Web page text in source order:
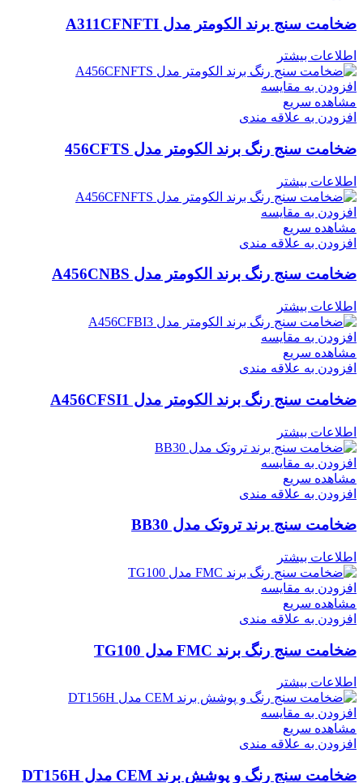
ضخامت سنج برند الکومتر مدل A311CFNFTI
اطلاعات بیشتر
افزودن به مقایسه
مشاهده سریع
افزودن به علاقه مندی
ضخامت سنج رنگ برند الکومتر مدل 456CFTS
اطلاعات بیشتر
افزودن به مقایسه
مشاهده سریع
افزودن به علاقه مندی
ضخامت سنج رنگ برند الکومتر مدل A456CNBS
اطلاعات بیشتر
افزودن به مقایسه
مشاهده سریع
افزودن به علاقه مندی
ضخامت سنج رنگ برند الکومتر مدل A456CFSI1
اطلاعات بیشتر
افزودن به مقایسه
مشاهده سریع
افزودن به علاقه مندی
ضخامت سنج برند تروتک مدل BB30
اطلاعات بیشتر
افزودن به مقایسه
مشاهده سریع
افزودن به علاقه مندی
ضخامت سنج رنگ برند FMC مدل TG100
اطلاعات بیشتر
افزودن به مقایسه
مشاهده سریع
افزودن به علاقه مندی
ضخامت سنج رنگ و پوشش برند CEM مدل DT156H